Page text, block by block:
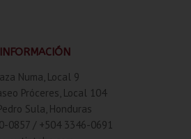
INFORMACIÓN
Numa, Local 9
Próceres, Local 104
Sula, Honduras
0857 / +504 3346-0691